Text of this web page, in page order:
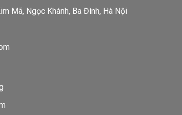
Mã, Ngọc Khánh, Ba Đình, Hà Nội